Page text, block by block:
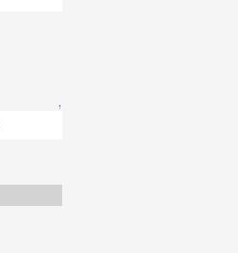
↑